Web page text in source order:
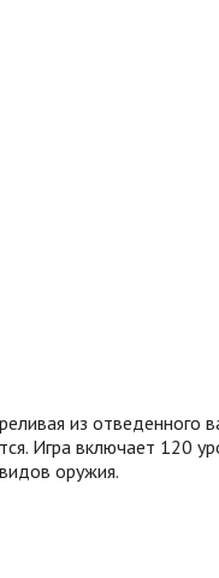
из отведенного
Игра включает 120
оружия.